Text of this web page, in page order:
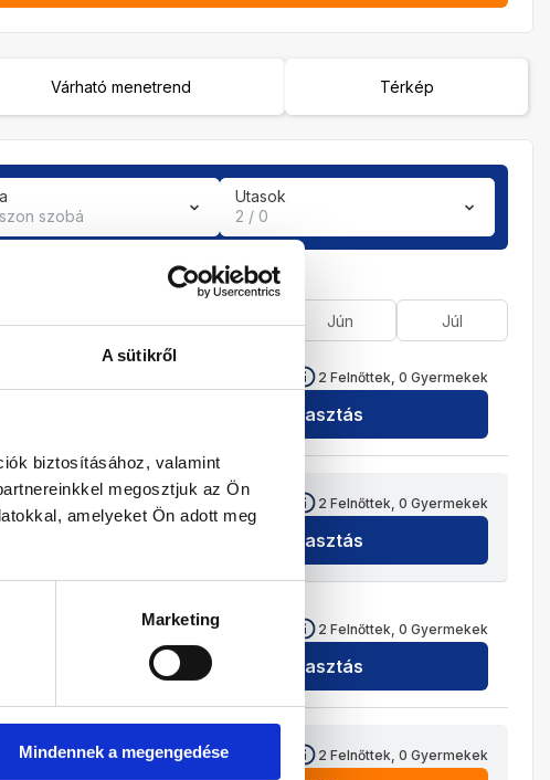
A sütikről
biztosításához, valamint
megosztjuk az Ön
amelyeket Ön adott meg
Marketing
Mindennek a megengedése
Várható menetrend Térkép
szobá
Utasok
2 / 0
Ápr Máj Jún Júl
2 Felnőttek, 0 Gyermekek
Kiválasztás
1 293 800HUF 2 Felnőttek, 0 Gyermekek
Kiválasztás
1 293 800 2 Felnőttek, 0 Gyermekek
Kiválasztás
1 259 800 2 Felnőttek, 0 Gyermekek